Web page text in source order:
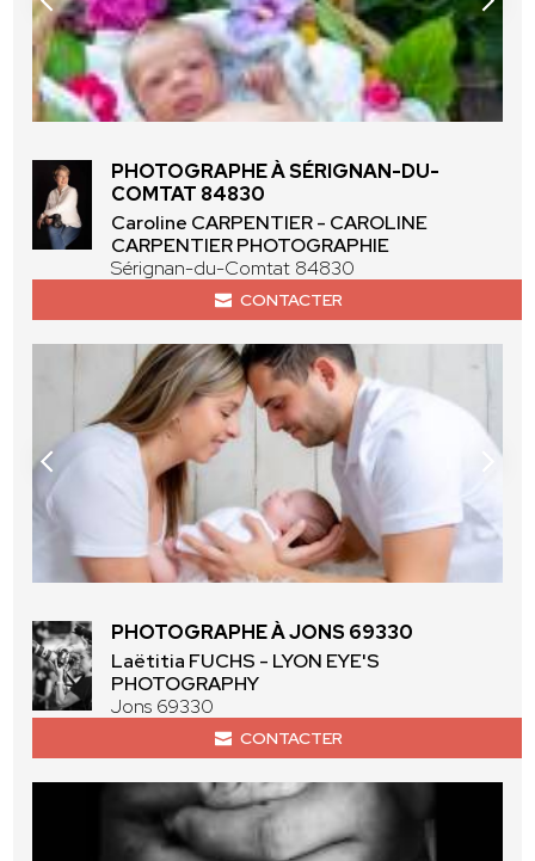
PHOTOGRAPHE À SÉRIGNAN-DU-
COMTAT 84830
Caroline CARPENTIER - CAROLINE
CARPENTIER PHOTOGRAPHIE
Sérignan-du-Comtat 84830
CONTACTER
PHOTOGRAPHE À JONS 69330
Laëtitia FUCHS - LYON EYE'S
PHOTOGRAPHY
Jons 69330
CONTACTER